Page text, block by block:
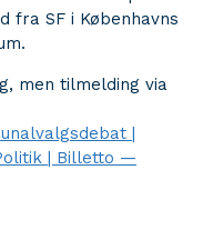
fra SF i Københavns
men tilmelding via
|
| Billetto —